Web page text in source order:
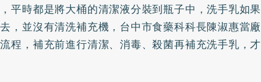
平時都是將大桶的清潔液分裝到瓶子中，洗手乳如果
，並沒有清洗補充機，台中市食藥科科長陳淑惠當廠
程，補充前進行清潔、消毒、殺菌再補充洗手乳，才